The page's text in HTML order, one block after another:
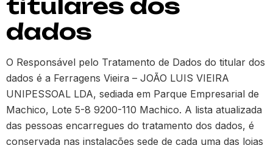
titulares dos
dados
O Responsável pelo Tratamento de Dados do titular dos
dados é a Ferragens Vieira – JOÃO LUIS VIEIRA
UNIPESSOAL LDA, sediada em Parque Empresarial de
Machico, Lote 5-8 9200-110 Machico. A lista atualizada
das pessoas encarregues do tratamento dos dados, é
conservada nas instalações sede de cada uma das lojas